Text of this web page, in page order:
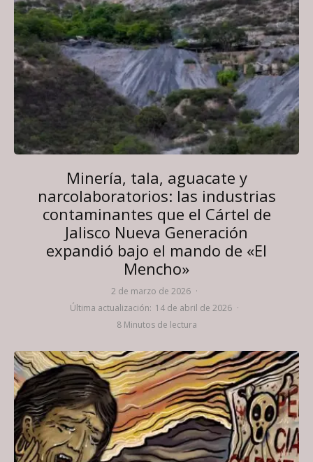
Minería, tala, aguacate y
narcolaboratorios: las industrias
contaminantes que el Cártel de
Jalisco Nueva Generación
expandió bajo el mando de «El
Mencho»
2 de marzo de 2026 ·
Última actualización: 14 de abril de 2026 ·
8 Minutos de lectura